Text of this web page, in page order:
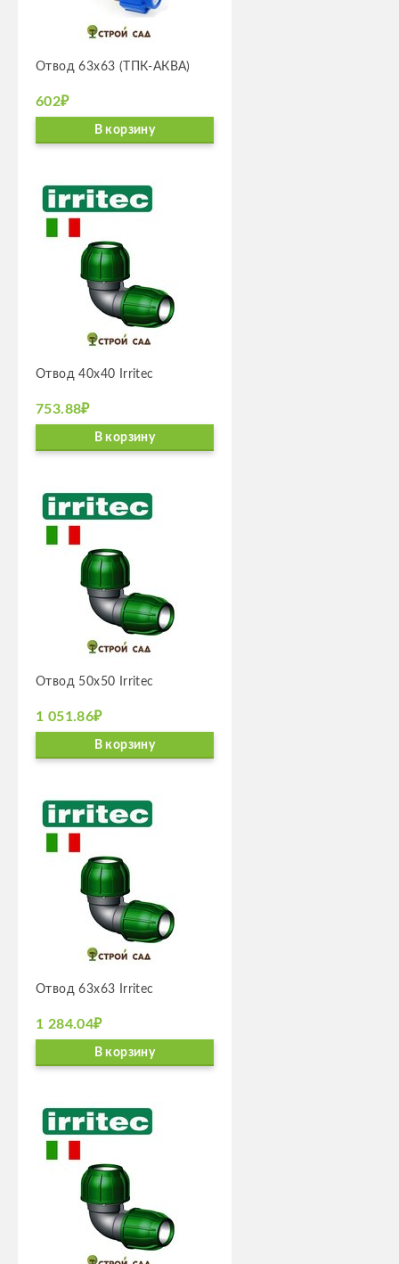
Отвод 63х63 (ТПК-АКВА)
602₽
В корзину
Отвод 40х40 Irritec
753.88₽
В корзину
Отвод 50х50 Irritec
1 051.86₽
В корзину
Отвод 63х63 Irritec
1 284.04₽
В корзину